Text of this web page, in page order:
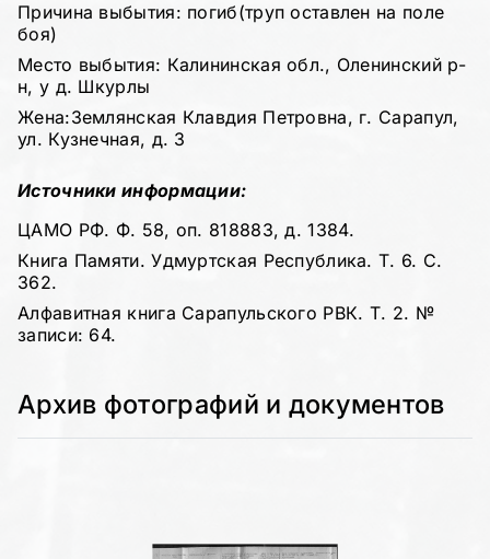
Причина выбытия: погиб(труп оставлен на поле
боя)
Место выбытия: Калининская обл., Оленинский р-
н, у д. Шкурлы
Жена:Землянская Клавдия Петровна, г. Сарапул,
ул. Кузнечная, д. 3
Источники информации:
ЦАМО РФ. Ф. 58, оп. 818883, д. 1384.
Книга Памяти. Удмуртская Республика. Т. 6. С.
362.
Алфавитная книга Сарапульского РВК. Т. 2. №
записи: 64.
Архив фотографий и документов